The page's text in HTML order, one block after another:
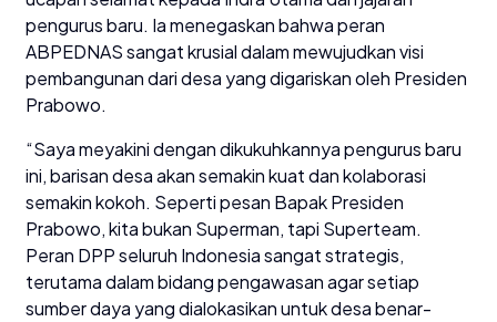
pengurus baru. Ia menegaskan bahwa peran
ABPEDNAS sangat krusial dalam mewujudkan visi
pembangunan dari desa yang digariskan oleh Presiden
Prabowo.
“Saya meyakini dengan dikukuhkannya pengurus baru
ini, barisan desa akan semakin kuat dan kolaborasi
semakin kokoh. Seperti pesan Bapak Presiden
Prabowo, kita bukan Superman, tapi Superteam.
Peran DPP seluruh Indonesia sangat strategis,
terutama dalam bidang pengawasan agar setiap
sumber daya yang dialokasikan untuk desa benar-